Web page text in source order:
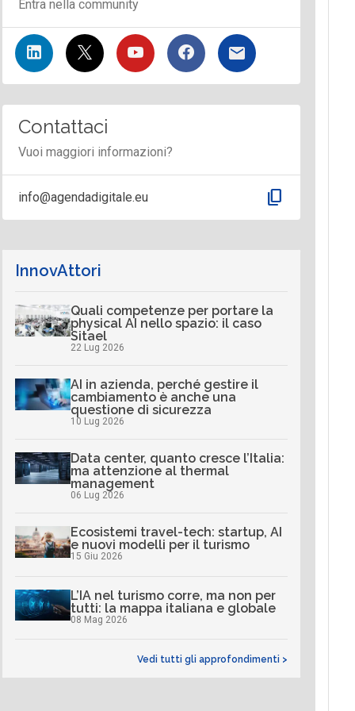
Entra nella community
Contattaci
Vuoi maggiori informazioni?
info@agendadigitale.eu content_copy
InnovAttori
Quali competenze per portare la
physical AI nello spazio: il caso
Sitael
22 Lug 2026
AI in azienda, perché gestire il
cambiamento è anche una
questione di sicurezza
10 Lug 2026
Data center, quanto cresce l’Italia:
ma attenzione al thermal
management
06 Lug 2026
Ecosistemi travel-tech: startup, AI
e nuovi modelli per il turismo
15 Giu 2026
L’IA nel turismo corre, ma non per
tutti: la mappa italiana e globale
08 Mag 2026
Vedi tutti gli approfondimenti >